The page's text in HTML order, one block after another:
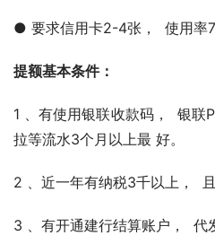
● 要求信用卡2-4张，  使用率
提额基本条件：
1 、有使用银联收款码，  银联
拉等流水3个月以上最 好。
2 、近⼀年有纳税3千以上，
3 、有开通建行结算账户，  代